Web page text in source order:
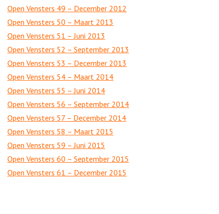
Open Vensters 49 – December 2012
Open Vensters 50 – Maart 2013
Open Vensters 51 – Juni 2013
Open Vensters 52 – September 2013
Open Vensters 53 – December 2013
Open Vensters 54 – Maart 2014
Open Vensters 55 – Juni 2014
Open Vensters 56 – September 2014
Open Vensters 57 – December 2014
Open Vensters 58 – Maart 2015
Open Vensters 59 – Juni 2015
Open Vensters 60 – September 2015
Open Vensters 61 – December 2015